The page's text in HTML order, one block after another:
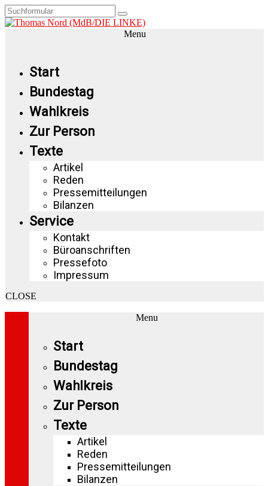
Menu
Start
Bundestag
Wahlkreis
Zur Person
Texte
Artikel
Reden
Pressemitteilungen
Bilanzen
Service
Kontakt
Büroanschriften
Pressefoto
Impressum
CLOSE
Menu
Start
Bundestag
Wahlkreis
Zur Person
Texte
Artikel
Reden
Pressemitteilungen
Bilanzen